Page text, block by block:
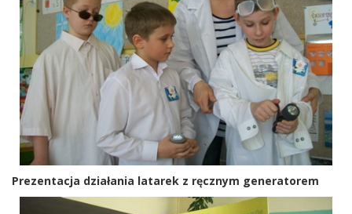
Prezentacja działania latarek z ręcznym generatorem